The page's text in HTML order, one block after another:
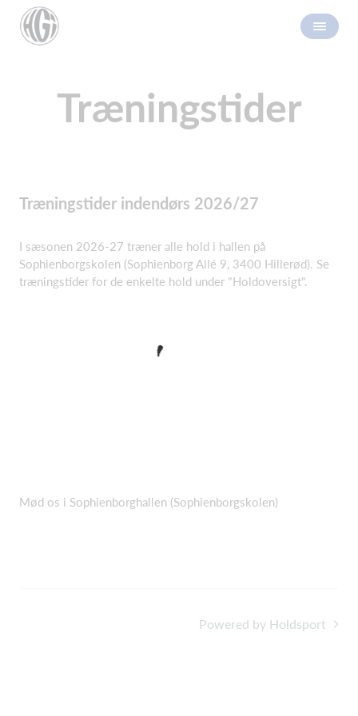
Træningstider
Træningstider indendørs 2026/27
I sæsonen 2026-27 træner alle hold i hallen på
Sophienborgskolen (Sophienborg Allé 9, 3400 Hillerød). Se
træningstider for de enkelte hold under "Holdoversigt".
Mød os i Sophienborghallen (Sophienborgskolen)
Powered by Holdsport